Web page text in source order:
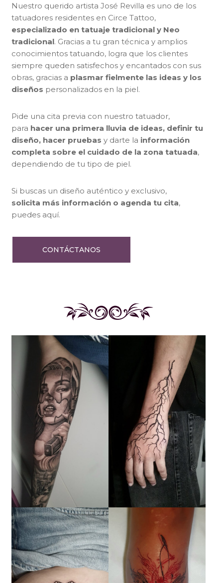
Nuestro querido artista José Revilla es uno de los
tatuadores residentes en Circe Tattoo,
especializado en tatuaje tradicional y Neo
tradicional. Gracias a tu gran técnica y amplios
conocimientos tatuando, logra que los clientes
siempre queden satisfechos y encantados con sus
obras, gracias a plasmar fielmente las ideas y los
diseños personalizados en la piel.
Pide una cita previa con nuestro tatuador,
para hacer una primera lluvia de ideas, definir tu
diseño, hacer pruebas y darte la información
completa sobre el cuidado de la zona tatuada,
dependiendo de tu tipo de piel.
Si buscas un diseño auténtico y exclusivo,
solicita más información o agenda tu cita,
puedes aquí.
CONTÁCTANOS